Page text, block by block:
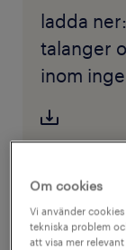
ladda
talanger
inom
ladda ner
talanger
Om cookies
Vi använder
tekniska problem
att visa mer